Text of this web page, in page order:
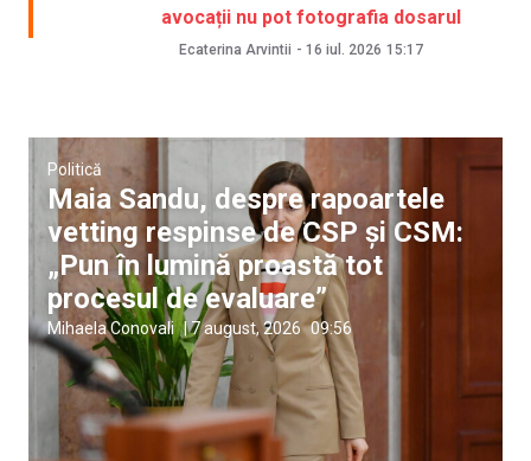
avocații nu pot fotografia dosarul
Ecaterina Arvintii - 16 iul. 2026 15:17
Politică
Maia Sandu, despre rapoartele
vetting respinse de CSP și CSM:
„Pun în lumină proastă tot
procesul de evaluare”
Mihaela Conovali |7 august, 2026 09:56